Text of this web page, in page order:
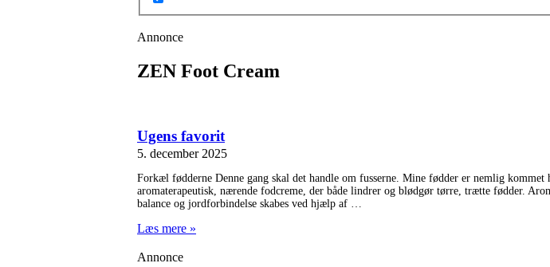
Annonce
ZEN Foot Cream
Ugens favorit
5. december 2025
Forkæl fødderne Denne gang skal det handle om fusserne. Mine fødder er nemlig
aromaterapeutisk, nærende fodcreme, der både lindrer og blødgør tørre, trætte fødder.
balance og jordforbindelse skabes ved hjælp af
Læs mere »
Annonce